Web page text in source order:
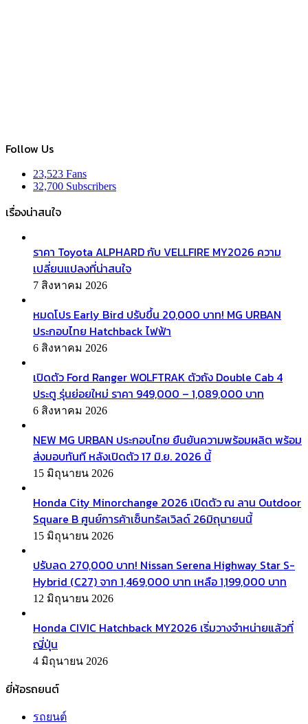
Follow Us
23,523 Fans
32,700 Subscribers
เรื่องน่าสนใจ
ราคา Toyota ALPHARD กับ VELLFIRE MY2026 ความ
เปลี่ยนแปลงที่น่าสนใจ
7 สิงหาคม 2026
หมดโปร Early Bird ปรับขึ้น 20,000 บาท! MG URBAN
ประกอบไทย Hatchback ไฟฟ้า
6 สิงหาคม 2026
เปิดตัว Ford Ranger WOLFTRAK ตัวถัง Double Cab 4
ประตู รุ่นย่อยใหม่ ราคา 949,000 – 1,089,000 บาท
6 สิงหาคม 2026
NEW MG URBAN ประกอบไทย ยืนยันความพร้อมผลิต พร้อม
ส่งมอบทันที หลังเปิดตัว 17 มิ.ย. 2026 นี้
15 มิถุนายน 2026
Honda City Minorchange 2026 เปิดตัว ณ ลาน Outdoor
Square B ศูนย์การค้าเซ็นทรัลเวิลด์ 26มิถุนายนนี้
15 มิถุนายน 2026
ปรับลด 270,000 บาท! Nissan Serena Highway Star S-
Hybrid (C27) จาก 1,469,000 บาท เหลือ 1,199,000 บาท
12 มิถุนายน 2026
Honda CIVIC Hatchback MY2026 เริ่มวางจำหน่ายแล้วที่
ญี่ปุ่น
4 มิถุนายน 2026
ยี่ห้อรถยนต์
รถยนต์